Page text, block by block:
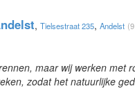
, Tielsestraat 235, Andelst
maar wij werken
zodat het natuurlijke